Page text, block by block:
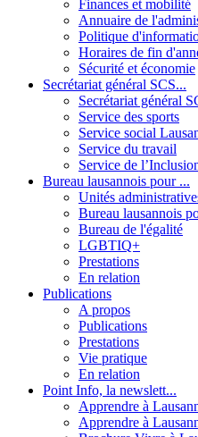
Finances et mobilité
Annuaire de
Politique
Horaires de fin
Sécurité et économie
Secrétariat général SCS...
Secrétariat général
Service des sports
Service social
Service du travail
Service de
Bureau lausannois pour ...
Unités
Bureau lausannois
Bureau de l'égalité
LGBTIQ+
Prestations
En relation
Publications
A propos
Publications
Prestations
Vie pratique
En relation
Point Info, la newslett...
Apprendre à
Apprendre à